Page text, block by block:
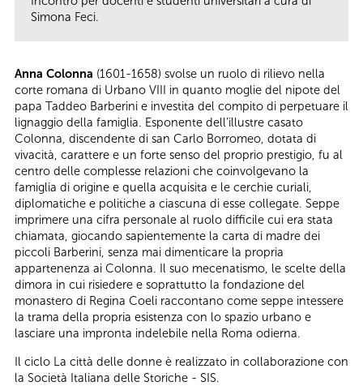
Simona Feci.
Anna Colonna (1601-1658) svolse un ruolo di rilievo nella
corte romana di Urbano VIII in quanto moglie del nipote del
papa Taddeo Barberini e investita del compito di perpetuare il
lignaggio della famiglia. Esponente dell’illustre casato
Colonna, discendente di san Carlo Borromeo, dotata di
vivacità, carattere e un forte senso del proprio prestigio, fu al
centro delle complesse relazioni che coinvolgevano la
famiglia di origine e quella acquisita e le cerchie curiali,
diplomatiche e politiche a ciascuna di esse collegate. Seppe
imprimere una cifra personale al ruolo difficile cui era stata
chiamata, giocando sapientemente la carta di madre dei
piccoli Barberini, senza mai dimenticare la propria
appartenenza ai Colonna. Il suo mecenatismo, le scelte della
dimora in cui risiedere e soprattutto la fondazione del
monastero di Regina Coeli raccontano come seppe intessere
la trama della propria esistenza con lo spazio urbano e
lasciare una impronta indelebile nella Roma odierna.
Il ciclo La città delle donne è realizzato in collaborazione con
la Società Italiana delle Storiche - SIS.